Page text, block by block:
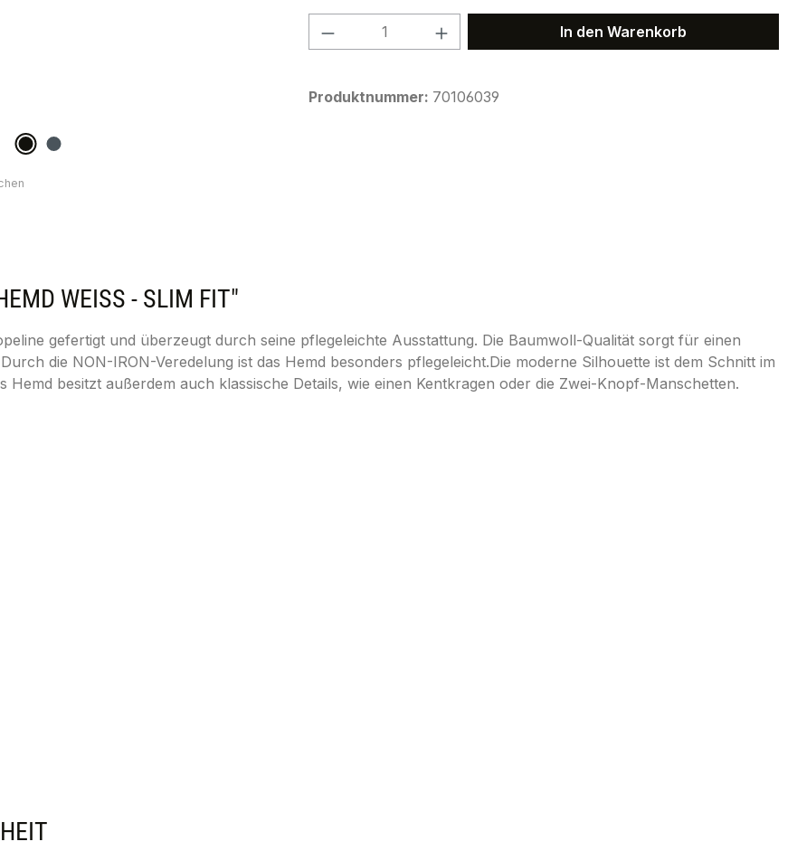
Produkt Anzahl: Gib den gewünschten Wert
In den Warenkorb
Produktnummer: 70106039
WEISS - SLIM FIT"
gefertigt und überzeugt durch seine pflegeleichte Ausstattung. Die Baumwoll-Qualität sorgt für einen
die NON-IRON-Veredelung ist das Hemd besonders pflegeleicht.Die moderne Silhouette ist dem Schnitt im
besitzt außerdem auch klassische Details, wie einen Kentkragen oder die Zwei-Knopf-Manschetten.